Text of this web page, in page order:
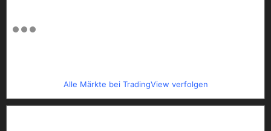
Alle Märkte bei TradingView verfolgen